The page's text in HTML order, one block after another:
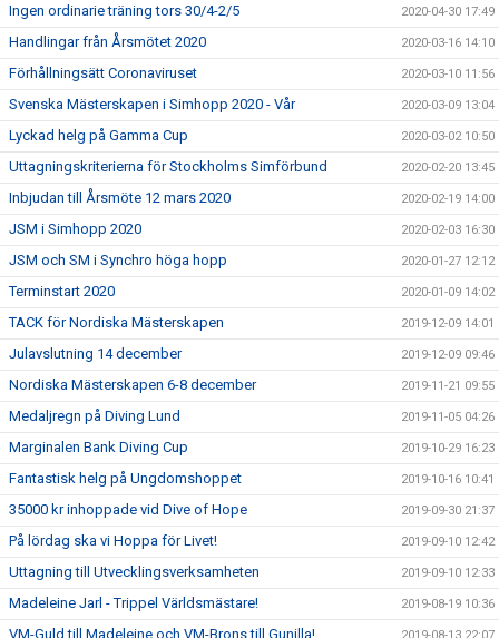
Ingen ordinarie träning tors 30/4-2/5 2020-04-30 17:49
Handlingar från Årsmötet 2020 2020-03-16 14:10
Förhållningsätt Coronaviruset 2020-03-10 11:56
Svenska Mästerskapen i Simhopp 2020 - Vår 2020-03-09 13:04
Lyckad helg på Gamma Cup 2020-03-02 10:50
Uttagningskriterierna för Stockholms Simförbund 2020-02-20 13:45
Inbjudan till Årsmöte 12 mars 2020 2020-02-19 14:00
JSM i Simhopp 2020 2020-02-03 16:30
JSM och SM i Synchro höga hopp 2020-01-27 12:12
Terminstart 2020 2020-01-09 14:02
TACK för Nordiska Mästerskapen 2019-12-09 14:01
Julavslutning 14 december 2019-12-09 09:46
Nordiska Mästerskapen 6-8 december 2019-11-21 09:55
Medaljregn på Diving Lund 2019-11-05 04:26
Marginalen Bank Diving Cup 2019-10-29 16:23
Fantastisk helg på Ungdomshoppet 2019-10-16 10:41
35000 kr inhoppade vid Dive of Hope 2019-09-30 21:37
På lördag ska vi Hoppa för Livet! 2019-09-10 12:42
Uttagning till Utvecklingsverksamheten 2019-09-10 12:33
Madeleine Jarl - Trippel Världsmästare! 2019-08-19 10:36
VM-Guld till Madeleine och VM-Brons till Gunilla!